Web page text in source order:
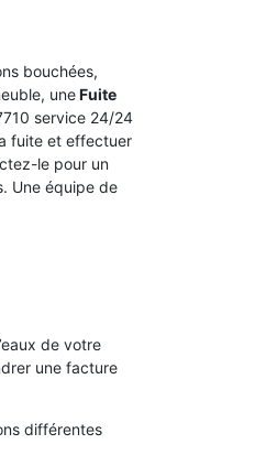
bouchées,
uneFuite
service 24/24
fuite et effectuer
le pour un
Une équipe de
de votre
une facture
différentes